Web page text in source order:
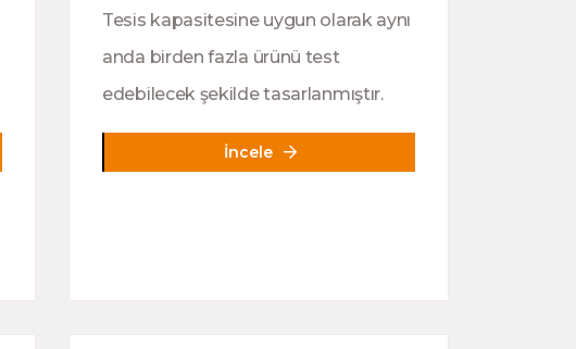
Tesis kapasitesine uygun olarak aynı
anda birden fazla ürünü test
edebilecek şekilde tasarlanmıştır.
İncele